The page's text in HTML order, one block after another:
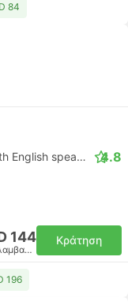
84
Daytrip private transfer with English speaking driver 4.8
144
όχημα, όλα συμπεριλαμβανομένου
Κράτηση
196